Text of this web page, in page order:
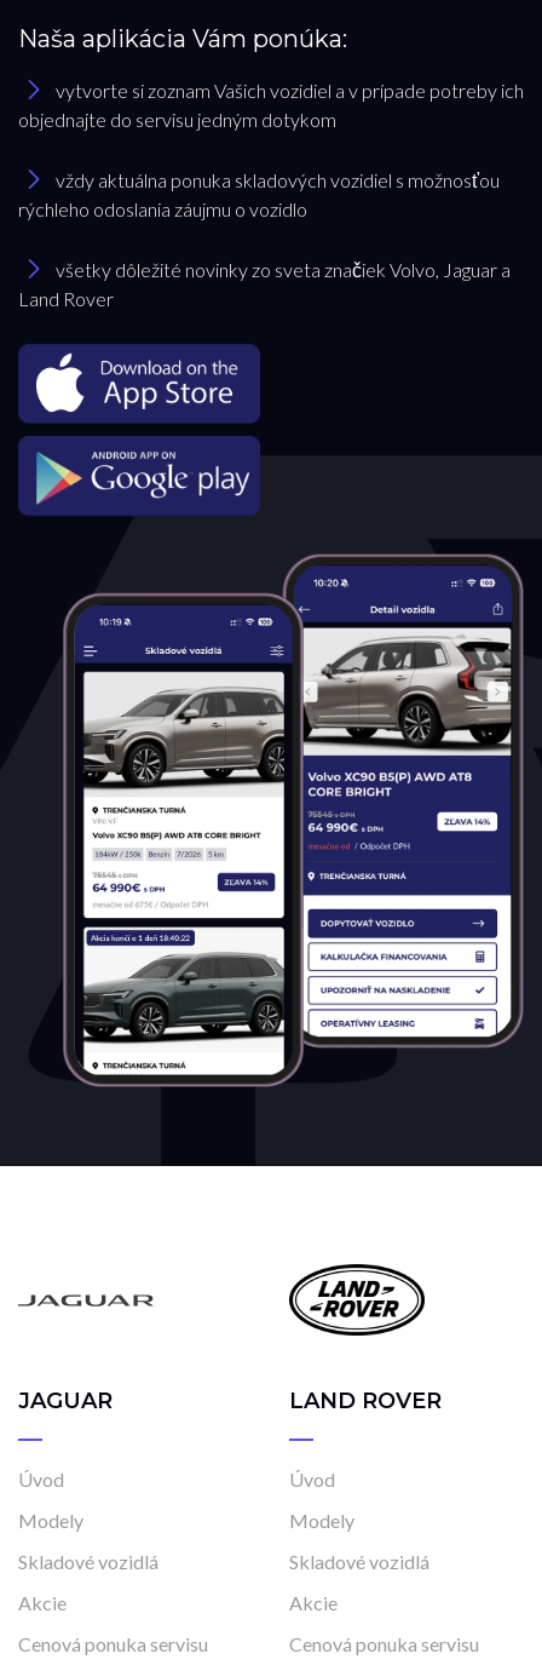
Naša aplikácia Vám ponúka:
vytvorte si zoznam Vašich vozidiel a v prípade potreby ich
objednajte do servisu jedným dotykom
vždy aktuálna ponuka skladových vozidiel s možnosťou
rýchleho odoslania záujmu o vozidlo
všetky dôležité novinky zo sveta značiek Volvo, Jaguar a
Land Rover
JAGUAR
Úvod
Modely
Skladové vozidlá
Akcie
Cenová ponuka servisu
LAND ROVER
Úvod
Modely
Skladové vozidlá
Akcie
Cenová ponuka servisu